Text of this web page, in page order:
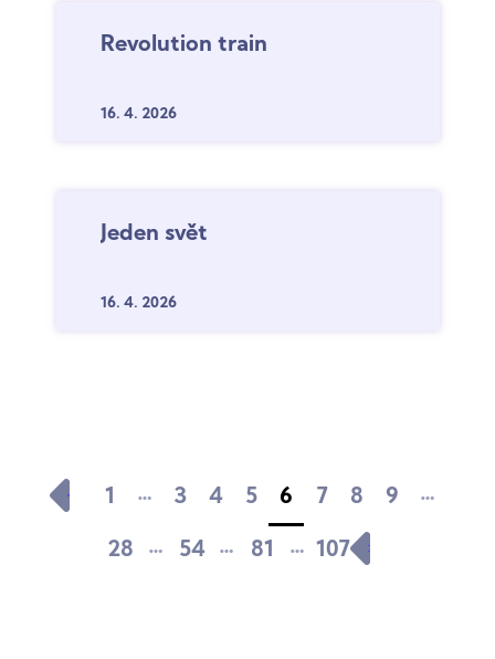
Revolution train
16. 4. 2026
Jeden svět
16. 4. 2026
1 … 3 4 5 6 7 8 9 …
28 … 54 … 81 … 107